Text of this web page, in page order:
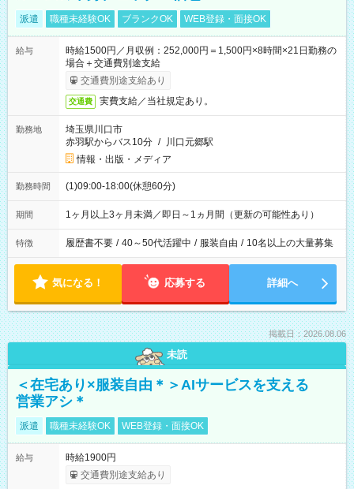
派遣 職種未経験OK ブランクOK WEB登録・面接OK
給与
時給1500円／月収例：252,000円＝1,500円×8時間×21日勤務の
場合＋交通費別途支給
交通費別途支給あり
交通費 実費支給／当社規定あり。
勤務地
埼玉県川口市
赤羽駅からバス10分 / 川口元郷駅
情報・出版・メディア
勤務時間 (1)09:00-18:00(休憩60分)
期間 1ヶ月以上3ヶ月未満／即日～1ヵ月間（更新の可能性あり）
特徴 履歴書不要 / 40～50代活躍中 / 服装自由 / 10名以上の大量募集
気になる！ 応募する 詳細へ
掲載日：2026.08.06
未読
＜在宅あり×服装自由＊＞AIサービスを支える
営業アシ＊
派遣 職種未経験OK WEB登録・面接OK
給与
時給1900円
交通費別途支給あり